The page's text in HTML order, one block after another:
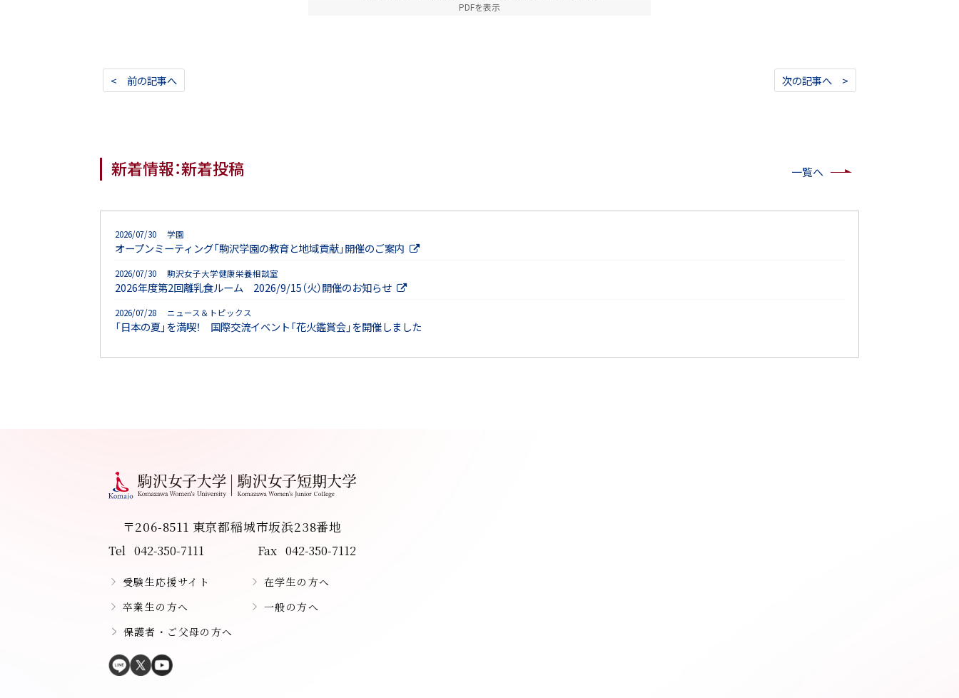
PDFを表示
< 前の記事へ 次の記事へ >
新着情報：新着投稿 一覧へ
2026/07/30 学園
オープンミーティング「駒沢学園の教育と地域貢献」開催のご案内
2026/07/30 駒沢女子大学健康栄養相談室
2026年度第2回離乳食ルーム 2026/9/15（火）開催のお知らせ
2026/07/28 ニュース＆トピックス
「日本の夏」を満喫！ 国際交流イベント「花火鑑賞会」を開催しました
〒206-8511 東京都稲城市坂浜238番地
Tel 042-350-7111 Fax 042-350-7112
受験生応援サイト
在学生の方へ
卒業生の方へ
一般の方へ
保護者・ご父母の方へ